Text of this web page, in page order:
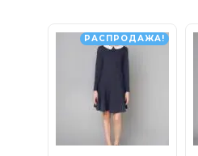
РАСПРОДАЖА!